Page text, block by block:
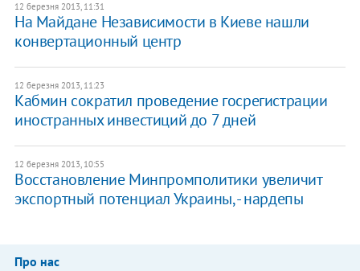
12 березня 2013, 11:31
На Майдане Независимости в Киеве нашли
конвертационный центр
12 березня 2013, 11:23
Кабмин сократил проведение госрегистрации
иностранных инвестиций до 7 дней
12 березня 2013, 10:55
Восстановление Минпромполитики увеличит
экспортный потенциал Украины, - нардепы
Про нас